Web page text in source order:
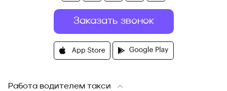
Заказать звонок
Работа водителем такси